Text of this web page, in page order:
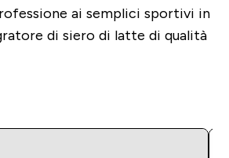
ai semplici sportivi in
di siero di latte di qualità